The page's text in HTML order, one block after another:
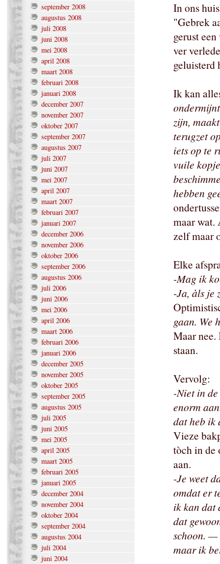
september 2008
augustus 2008
juli 2008
juni 2008
mei 2008
april 2008
maart 2008
februari 2008
januari 2008
december 2007
november 2007
oktober 2007
september 2007
augustus 2007
juli 2007
juni 2007
mei 2007
april 2007
maart 2007
februari 2007
januari 2007
december 2006
november 2006
oktober 2006
september 2006
augustus 2006
juli 2006
juni 2006
mei 2006
april 2006
maart 2006
februari 2006
januari 2006
december 2005
november 2005
oktober 2005
september 2005
augustus 2005
juli 2005
juni 2005
mei 2005
april 2005
maart 2005
februari 2005
januari 2005
december 2004
november 2004
oktober 2004
september 2004
augustus 2004
juli 2004
juni 2004
In ons
"Gebrek
gerust
ver
geluisterd
Ik kan
zijn,
terugzet
iets op te
vuile
hebben
maar
zelf maar
Elke
-Mag ik
-Ja, àls je
gaan. We
Maar
staan.
Vervolg:
-Niet in
enorm
dat heb ik
Vieze
tòch in de
aan.
-Je weet
omdat er
ik kan dat
dat
schoon. —
maar ik